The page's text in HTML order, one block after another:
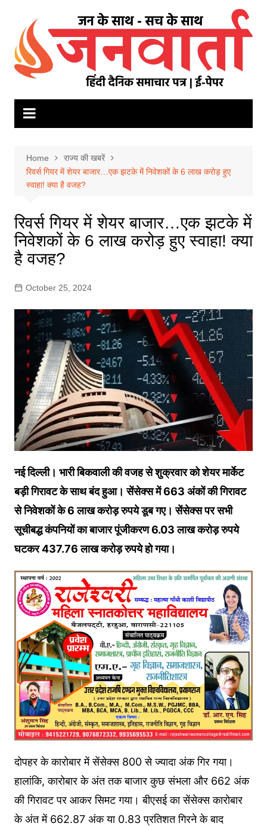
content
Home
राज्य की खबरें
रिवर्स गियर में शेयर बाजार…एक झटके में निवेशकों के 6 लाख करोड़ हुए
स्वाहा! क्या है वजह?
रिवर्स गियर में शेयर बाजार…एक झटके में
निवेशकों के 6 लाख करोड़ हुए स्वाहा! क्या
है वजह?
October 25, 2024
नई दिल्ली। भारी बिकवाली की वजह से शुक्रवार को शेयर मार्केट
बड़ी गिरावट के साथ बंद हुआ। सेंसेक्स में 663 अंकों की गिरावट
से निवेशकों के 6 लाख करोड़ रुपये डूब गए। सेंसेक्स पर सभी
सूचीबद्ध कंपनियों का बाजार पूंजीकरण 6.03 लाख करोड़ रुपये
घटकर 437.76 लाख करोड़ रुपये हो गया।
दोपहर के कारोबार में सेंसेक्स 800 से ज्यादा अंक गिर गया।
हालांकि, कारोबार के अंत तक बाजार कुछ संभला और 662 अंक
की गिरावट पर आकर सिमट गया। बीएसई का सेंसेक्स कारोबार
के अंत में 662.87 अंक या 0.83 प्रतिशत गिरने के बाद